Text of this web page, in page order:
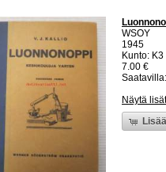
WSOY
1945
Kunto:
7.00 €
Näytä